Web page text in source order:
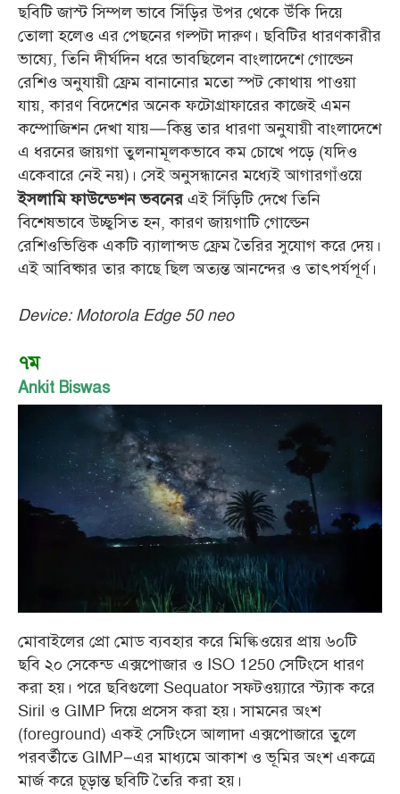
ছবিটি জাস্ট সিম্পল ভাবে সিঁড়ির উপর থেকে উঁকি দিয়ে
তোলা হলেও এর পেছনের গল্পটা দারুণ। ছবিটির ধারণকারীর
ভাষ্যে, তিনি দীর্ঘদিন ধরে ভাবছিলেন বাংলাদেশে গোল্ডেন
রেশিও অনুযায়ী ফ্রেম বানানোর মতো স্পট কোথায় পাওয়া
যায়, কারণ বিদেশের অনেক ফটোগ্রাফারের কাজেই এমন
কম্পোজিশন দেখা যায়—কিন্তু তার ধারণা অনুযায়ী বাংলাদেশে
এ ধরনের জায়গা তুলনামূলকভাবে কম চোখে পড়ে (যদিও
একেবারে নেই নয়)। সেই অনুসন্ধানের মধ্যেই আগারগাঁওয়ে
ইসলামি ফাউন্ডেশন ভবনেরএই সিঁড়িটি দেখে তিনি
বিশেষভাবে উচ্ছ্বসিত হন, কারণ জায়গাটি গোল্ডেন
রেশিওভিত্তিক একটি ব্যালান্সড ফ্রেম তৈরির সুযোগ করে দেয়।
এই আবিষ্কার তার কাছে ছিল অত্যন্ত আনন্দের ও তাৎপর্যপূর্ণ।
Device: Motorola Edge 50 neo
৭ম
Ankit Biswas
মোবাইলের প্রো মোড ব্যবহার করে মিল্কিওয়ের প্রায় ৬০টি
ছবি ২০ সেকেন্ড এক্সপোজার ও ISO 1250 সেটিংসে ধারণ
করা হয়। পরে ছবিগুলো Sequator সফটওয়্যারে স্ট্যাক করে
Siril ও GIMP দিয়ে প্রসেস করা হয়। সামনের অংশ
(foreground) একই সেটিংসে আলাদা এক্সপোজারে তুলে
পরবর্তীতে GIMP–এর মাধ্যমে আকাশ ও ভূমির অংশ একত্রে
মার্জ করে চূড়ান্ত ছবিটি তৈরি করা হয়।